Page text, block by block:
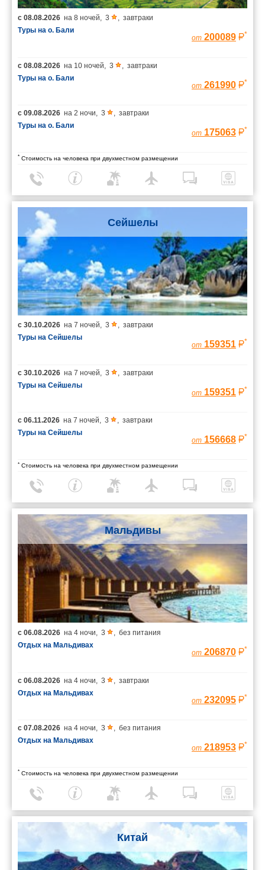
с 08.08.2026 на 8 ночей, 3 , завтраки
Туры на о. Бали
от 200089 *
с 08.08.2026 на 10 ночей, 3 , завтраки
Туры на о. Бали
от 261990 *
с 09.08.2026 на 2 ночи, 3 , завтраки
Туры на о. Бали
от 175063 *
* Стоимость на человека при двухместном размещении
Сейшелы
с 30.10.2026 на 7 ночей, 3 , завтраки
Туры на Сейшелы
от 159351 *
с 30.10.2026 на 7 ночей, 3 , завтраки
Туры на Сейшелы
от 159351 *
с 06.11.2026 на 7 ночей, 3 , завтраки
Туры на Сейшелы
от 156668 *
* Стоимость на человека при двухместном размещении
Мальдивы
с 06.08.2026 на 4 ночи 3
без питания
Отдых на Мальдивах
от 206870 *
с 06.08.2026 на 4 ночи 3
завтраки
Отдых на Мальдивах
от 232095 *
с 07.08.2026 на 4 ночи 3
без питания
Отдых на Мальдивах
от 218953 *
* Стоимость на человека при двухместном размещении
Китай